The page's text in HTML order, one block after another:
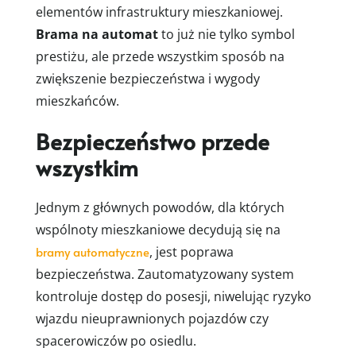
elementów infrastruktury mieszkaniowej.
Brama na automatto już nie tylko symbol
prestiżu, ale przede wszystkim sposób na
zwiększenie bezpieczeństwa i wygody
mieszkańców.
Bezpieczeństwo przede
wszystkim
Jednym z głównych powodów, dla których
wspólnoty mieszkaniowe decydują się na
bramy automatyczne, jest poprawa
bezpieczeństwa. Zautomatyzowany system
kontroluje dostęp do posesji, niwelując ryzyko
wjazdu nieuprawnionych pojazdów czy
spacerowiczów po osiedlu.